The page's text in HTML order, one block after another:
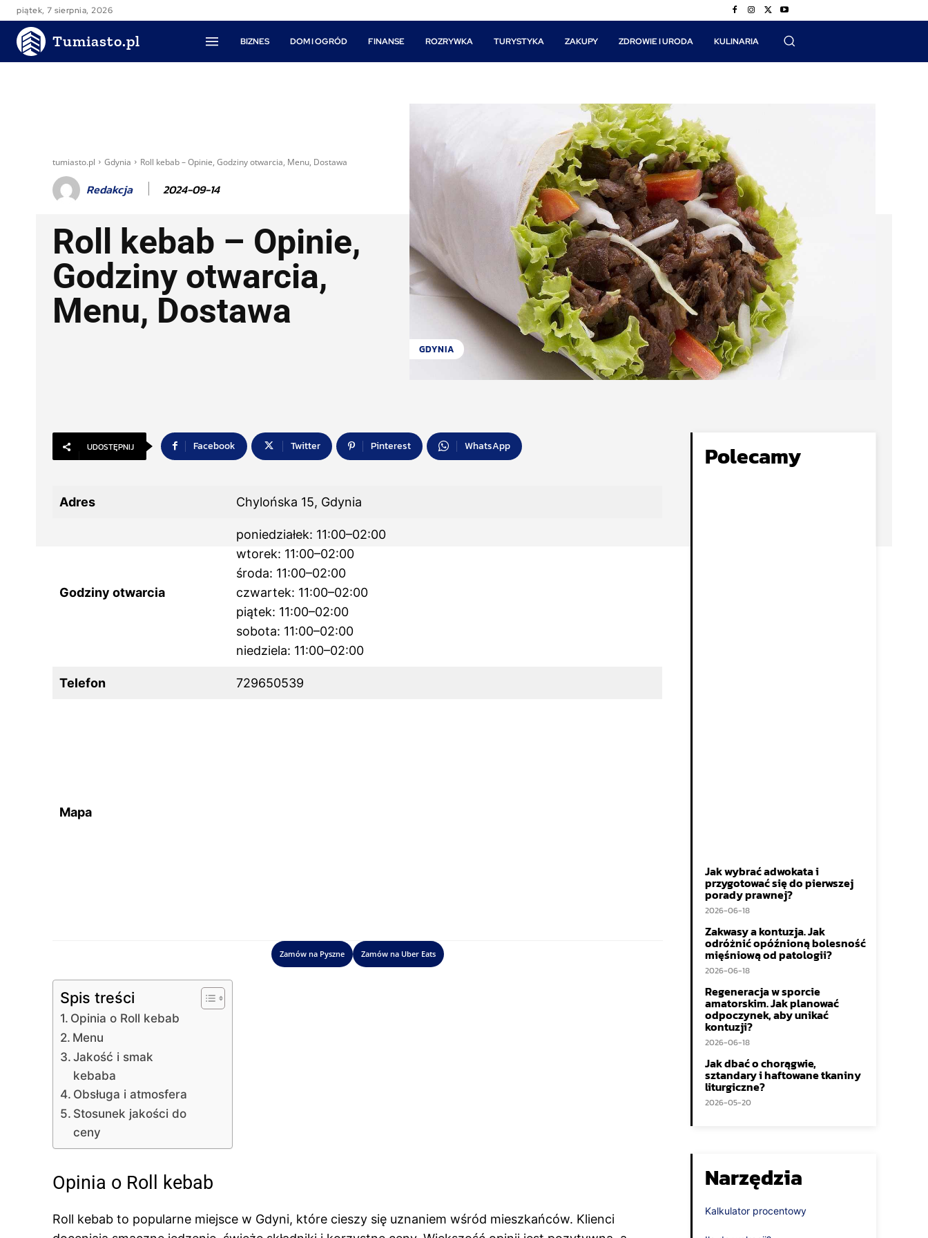
piątek, 7 sierpnia, 2026
Tumiasto.pl BIZNES DOM I OGRÓD FINANSE ROZRYWKA TURYSTYKA ZAKUPY ZDROWIE I URODA KULINARIA
tumiasto.pl Gdynia Roll kebab – Opinie, Godziny otwarcia, Menu, Dostawa
Redakcja 2024-09-14
Roll kebab – Opinie,
Godziny otwarcia,
Menu, Dostawa
GDYNIA
UDOSTĘPNIJ Facebook Twitter Pinterest WhatsApp
Adres Chylońska 15, Gdynia
Godziny otwarcia
poniedziałek: 11:00–02:00
wtorek: 11:00–02:00
środa: 11:00–02:00
czwartek: 11:00–02:00
piątek: 11:00–02:00
sobota: 11:00–02:00
niedziela: 11:00–02:00
Telefon 729650539
Mapa
Zamów na Pyszne Zamów na Uber Eats
Spis treści
Opinia o Roll kebab
Menu
Jakość i smak
kebaba
Obsługa i atmosfera
Stosunek jakości do
ceny
Opinia o Roll kebab
Roll kebab to popularne miejsce w Gdyni, które cieszy się uznaniem wśród mieszkańców. Klienci
Polecamy
Jak wybrać adwokata i
przygotować się do pierwszej
porady prawnej?
2026-06-18
Zakwasy a kontuzja. Jak
odróżnić opóźnioną bolesność
mięśniową od patologii?
2026-06-18
Regeneracja w sporcie
amatorskim. Jak planować
odpoczynek, aby unikać
kontuzji?
2026-06-18
Jak dbać o chorągwie,
sztandary i haftowane tkaniny
liturgiczne?
2026-05-20
Narzędzia
Kalkulator procentowy